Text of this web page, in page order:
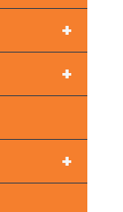
+
+
+